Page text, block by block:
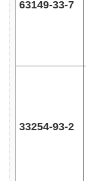
63149-33-7
33254-93-2